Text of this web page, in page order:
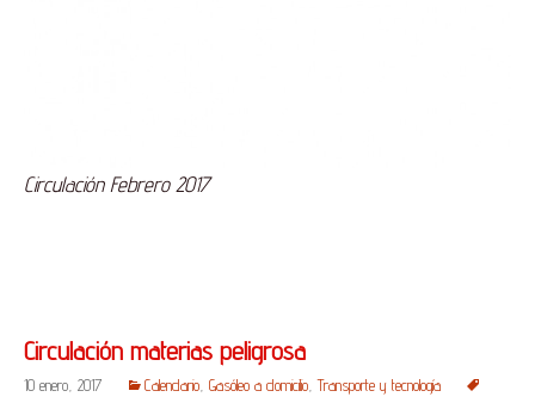
Circulación Febrero 2017
Circulación materias peligrosa
10 enero, 2017 Calendario Gasóleo a domicilio ,Transporte y tecnología